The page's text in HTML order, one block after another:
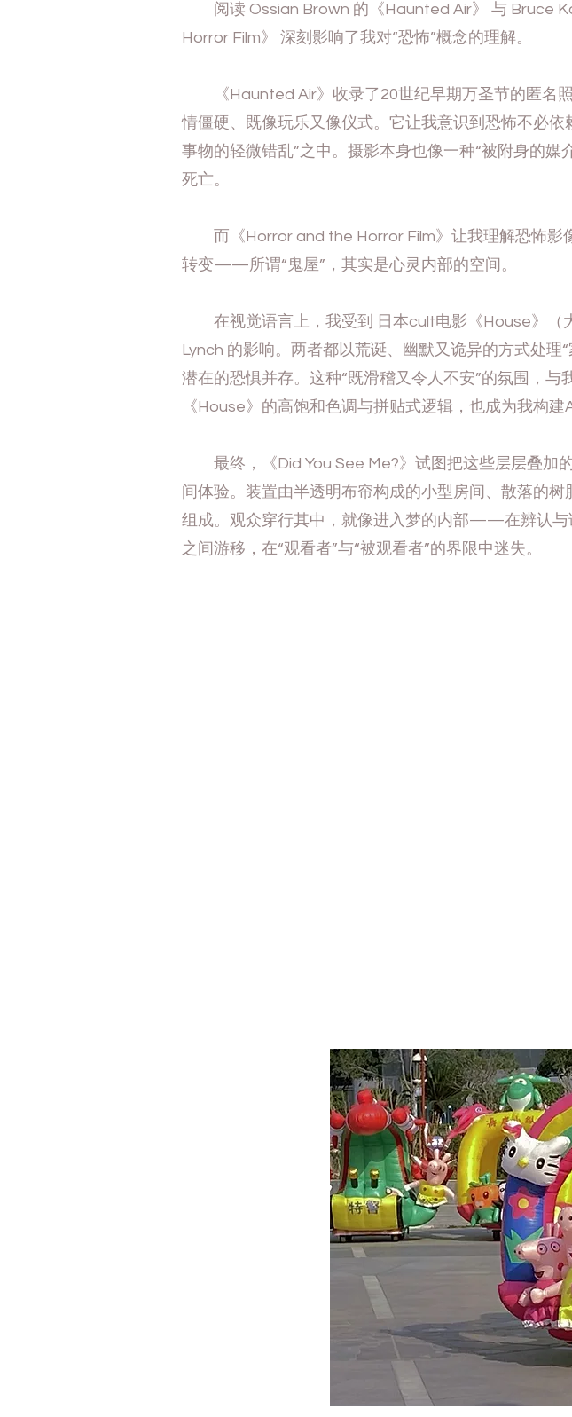
阅读 Ossian Brown 的《Haunted Air》 与 Bruce
Horror Film》 深刻影响了我对“恐怖”概念的理解。
《Haunted Air》收录了20世纪早期万圣节的匿名照
情僵硬、既像玩乐又像仪式。它让我意识到恐怖不必依
事物的轻微错乱”之中。摄影本身也像一种“被附身的媒
死亡。
而《Horror and the Horror Film》让我理解恐怖影像
转变——所谓“鬼屋”，其实是心灵内部的空间。
在视觉语言上，我受到 日本cult电影《House》（
Lynch 的影响。两者都以荒诞、幽默又诡异的方式处理
潜在的恐惧并存。这种“既滑稽又令人不安”的氛围，与
《House》的高饱和色调与拼贴式逻辑，也成为我构建
最终，《Did You See Me?》试图把这些层层叠加
间体验。装置由半透明布帘构成的小型房间、散落的
组成。观众穿行其中，就像进入梦的内部——在辨认与
之间游移，在“观看者”与“被观看者”的界限中迷失。